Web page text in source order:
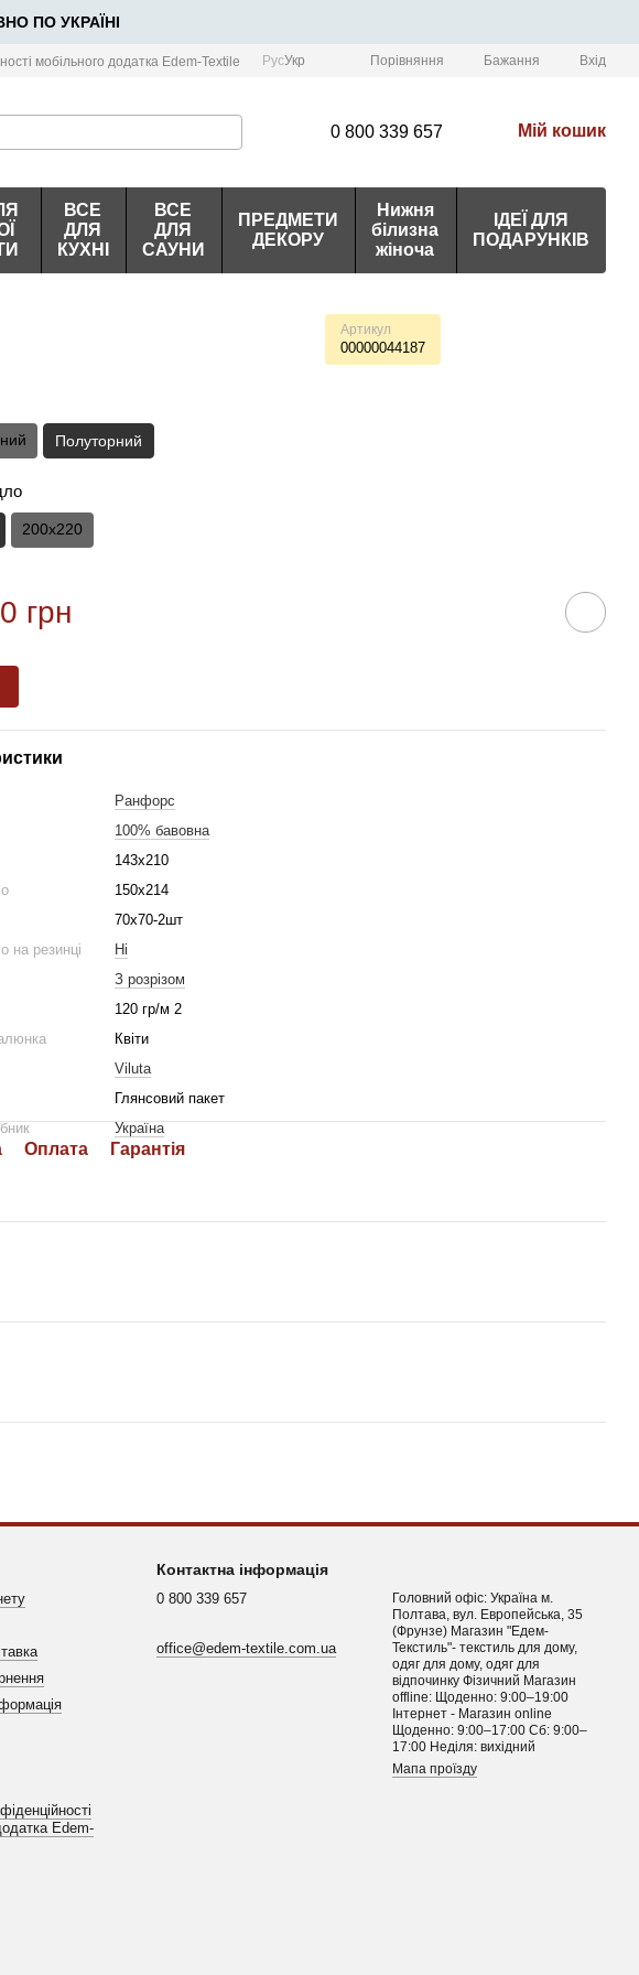
ПО УКРАЇНІ
мобільного додатка Edem-Textile РусУкр Порівняння Бажання Вхід
0 800 339 657 Мій кошик
ВСЕ
ДЛЯ
КУХНІ
ВСЕ
ДЛЯ
САУНИ
ПРЕДМЕТИ
ДЕКОРУ
Нижня
білизна
жіноча
ІДЕЇ ДЛЯ
ПОДАРУНКІВ
Артикул
00000044187
Полуторний
200х220
грн
Ранфорс
100% бавовна
143х210
150х214
70х70-2шт
на резинці
Ні
З розрізом
120 гр/м 2
Квіти
Viluta
Глянсовий пакет
Україна
Оплата Гарантія
Edem-
Контактна інформація
0 800 339 657
office@edem-textile.com.ua
Головний офіс: Україна м.
Полтава, вул. Европейська, 35
(Фрунзе) Магазин "Едем-
Текстиль"- текстиль для дому,
одяг для дому, одяг для
відпочинку Фізичний Магазин
offline: Щоденно: 9:00–19:00
Інтернет - Магазин online
Щоденно: 9:00–17:00 Сб: 9:00–
17:00 Неділя: вихідний
Мапа проїзду